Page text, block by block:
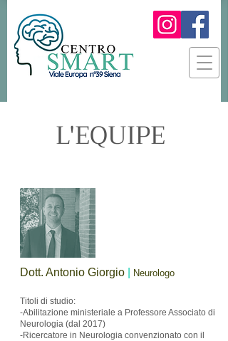
L'EQUIPE
Dott. Antonio Giorgio Neurologo
Titoli di studio:
-Abilitazione ministeriale a Professore Associato di
Neurologia (dal 2017)
-Ricercatore in Neurologia convenzionato con il